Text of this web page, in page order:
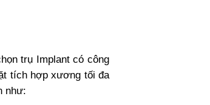
trụ Implant có công
tích hợp xương tối đa
như: